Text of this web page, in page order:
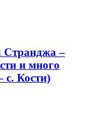
Странджа –
и много
с. Кости)